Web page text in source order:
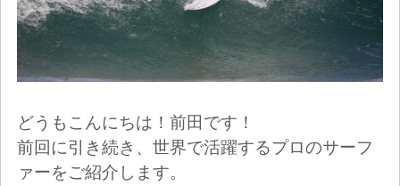
どうもこんにちは！前田です！
前回に引き続き、世界で活躍するプロのサーフ
ァーをご紹介します。